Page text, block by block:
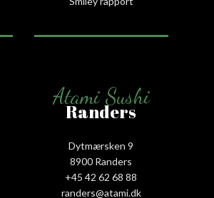
Atami Sushi
Randers
Dytmærsken 9
8900 Randers
+45 42 62 68 88
randers@atami.dk